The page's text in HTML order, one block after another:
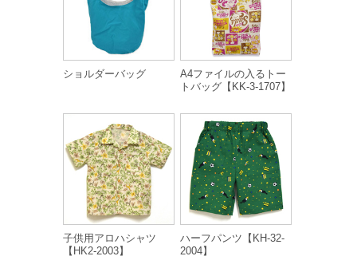
ショルダーバッグ
A4ファイルの入るトー
トバッグ【KK-3-1707】
子供用アロハシャツ
【HK2-2003】
ハーフパンツ【KH-32-
2004】